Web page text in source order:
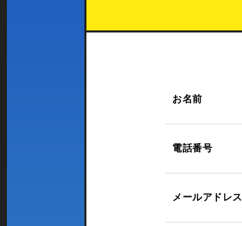
お名前
電話番号
メールアドレス